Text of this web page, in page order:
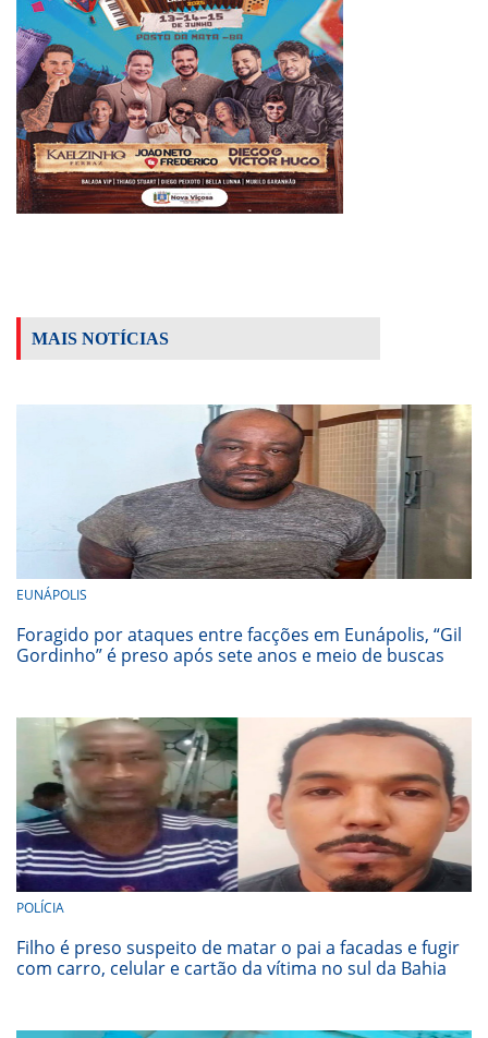
MAIS NOTÍCIAS
EUNÁPOLIS
Foragido por ataques entre facções em Eunápolis, “Gil
Gordinho” é preso após sete anos e meio de buscas
POLÍCIA
Filho é preso suspeito de matar o pai a facadas e fugir
com carro, celular e cartão da vítima no sul da Bahia